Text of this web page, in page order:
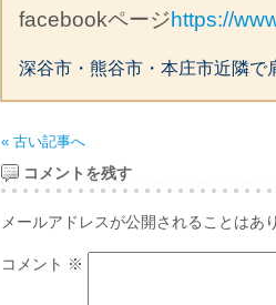
facebookページhttps://
深谷市・熊谷市・本庄市近隣で
« 古い記事へ
コメントを残す
メールアドレスが公開されることはあ
コメント ※